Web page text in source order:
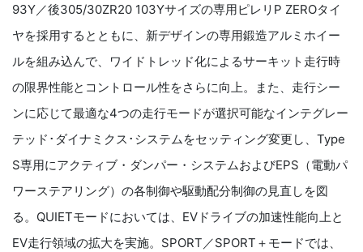
93Y／後305/30ZR20 103Yサイズの専用ピレリP ZEROタイ
ヤを採用するとともに、新デザインの専用鍛造アルミホイー
ルを組み込んで、ワイドトレッド化によるサーキット走行時
の限界性能とコントロール性をさらに向上。また、走行シー
ンに応じて最適な4つの走行モードが選択可能なインテグレー
テッド･ダイナミクス･システムをセッティング変更し、Type
S専用にアクティブ・ダンパー・システムおよびEPS（電動パ
ワーステアリング）の各制御や駆動配分制御の見直しを図
る。QUIETモードにおいては、EVドライブの加速性能向上と
EV走行領域の拡大を実施。SPORT／SPORT＋モードでは、